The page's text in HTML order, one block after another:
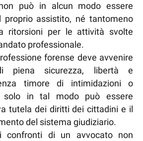
può in alcun modo essere
proprio assistito, né tantomeno
ritorsioni per le attività svolte
professionale.
forense deve avvenire
piena sicurezza, libertà e
timore di intimidazioni o
solo in tal modo può essere
tutela dei diritti dei cittadini e il
del sistema giudiziario.
confronti di un avvocato non